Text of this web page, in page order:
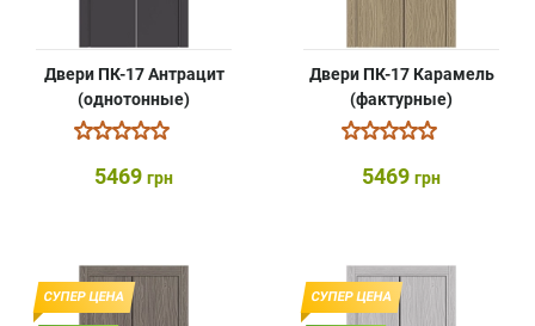
Двери ПК-17 Антрацит
(однотонные)
5469 грн
Двери ПК-17 Карамель
(фактурные)
5469 грн
СУПЕР ЦЕНА СУПЕР ЦЕНА